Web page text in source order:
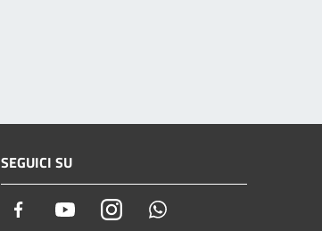
SEGUICI SU
Facebook YoutubeInstagram